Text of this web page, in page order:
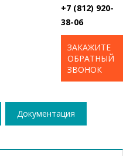
+7 (812) 920-
38-06
ЗАКАЖИТЕ
ОБРАТНЫЙ
ЗВОНОК
Документация